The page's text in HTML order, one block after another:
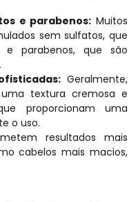
e parabenos: Muitos
sem sulfatos, que
parabenos, que são
Geralmente,
textura cremosa e
proporcionam uma
o uso.
resultados mais
cabelos mais macios,